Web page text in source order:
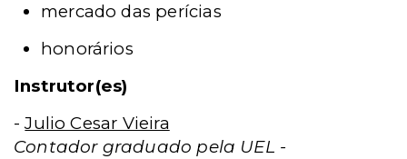
mercado das perícias
honorários
Instrutor(es)
-Julio Cesar Vieira
Contador graduado pela UEL -